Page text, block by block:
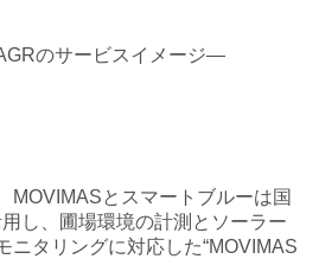
のサービスイメージ―
MOVIMASとスマートブルーは国
し、圃場環境の計測とソーラー
ニタリングに対応した“MOVIMAS